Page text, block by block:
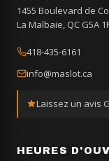
1455 Boulevard de
La Malbaie, QC G5A
418-435-6161
info@maslot.ca
Laissez un avis
HEURES